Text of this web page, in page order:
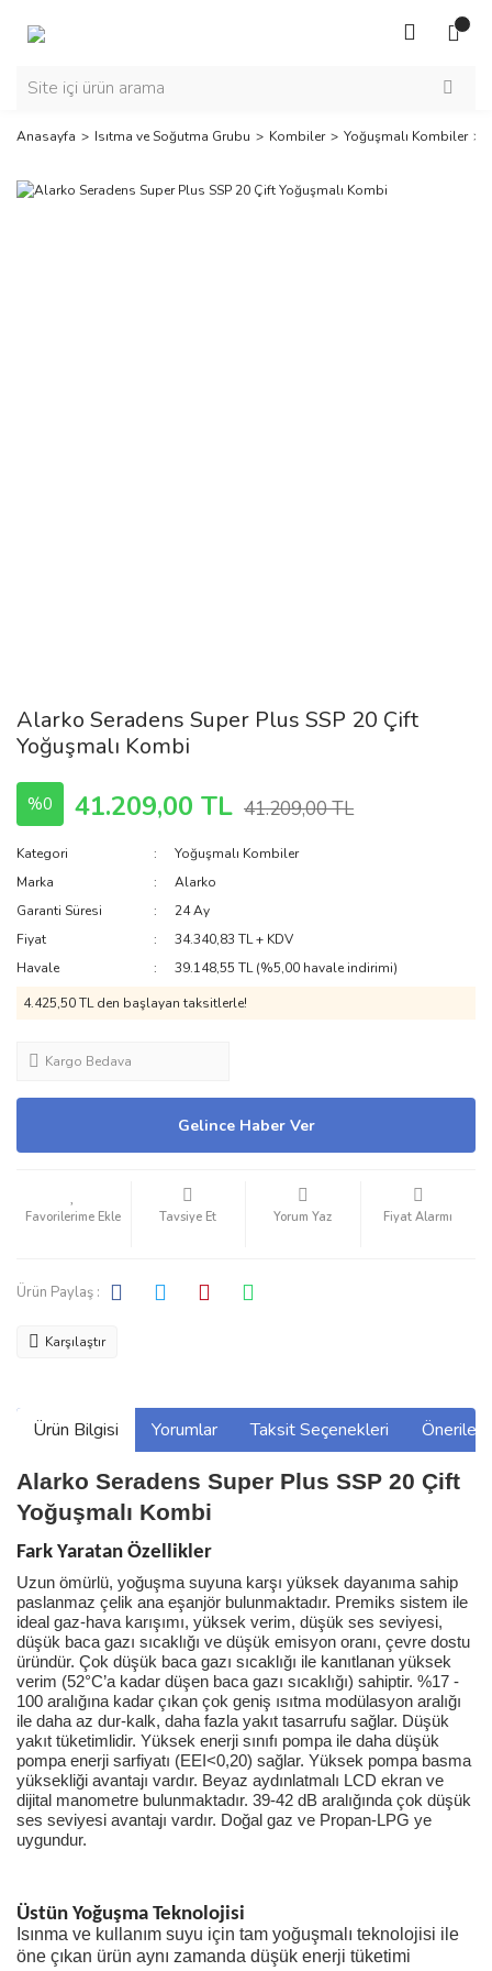
Anasayfa Isıtma ve Soğutma Grubu Kombiler Yoğuşmalı Kombiler
Alarko Seradens Super Plus SSP 20 Çift
Yoğuşmalı Kombi
%0 41.209,00 TL 41.209,00 TL
Kategori
Yoğuşmalı Kombiler
Marka
Alarko
Garanti Süresi
24 Ay
Fiyat
34.340,83 TL + KDV
Havale
39.148,55 TL (%5,00 havale indirimi)
4.425,50 TL den başlayan taksitlerle!
Kargo Bedava
Gelince Haber Ver
Tavsiye Et Yorum Yaz Fiyat Alarmı
Ürün Paylaş :
Karşılaştır
Ürün Bilgisi Yorumlar Taksit Seçenekleri
Alarko Seradens Super Plus SSP 20 Çift
Yoğuşmalı Kombi
Fark Yaratan Özellikler
Uzun ömürlü, yoğuşma suyuna karşı yüksek dayanıma sahip
paslanmaz çelik ana eşanjör bulunmaktadır. Premiks sistem ile
ideal gaz-hava karışımı, yüksek verim, düşük ses seviyesi,
düşük baca gazı sıcaklığı ve düşük emisyon oranı, çevre dostu
üründür. Çok düşük baca gazı sıcaklığı ile kanıtlanan yüksek
verim (52°C’a kadar düşen baca gazı sıcaklığı) sahiptir. %17 -
100 aralığına kadar çıkan çok geniş ısıtma modülasyon aralığı
ile daha az dur-kalk, daha fazla yakıt tasarrufu sağlar. Düşük
yakıt tüketimlidir. Yüksek enerji sınıfı pompa ile daha düşük
pompa enerji sarfiyatı (EEI<0,20) sağlar. Yüksek pompa basma
yüksekliği avantajı vardır. Beyaz aydınlatmalı LCD ekran ve
dijital manometre bulunmaktadır. 39-42 dB aralığında çok düşük
ses seviyesi avantajı vardır. Doğal gaz ve Propan-LPG ye
uygundur.
Üstün Yoğuşma Teknolojisi
Isınma ve kullanım suyu için tam yoğuşmalı teknolojisi ile
öne çıkan ürün aynı zamanda düşük enerji tüketimi